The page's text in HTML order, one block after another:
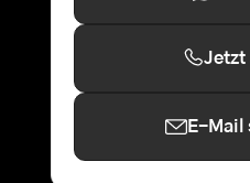
Jetzt
E-Mail